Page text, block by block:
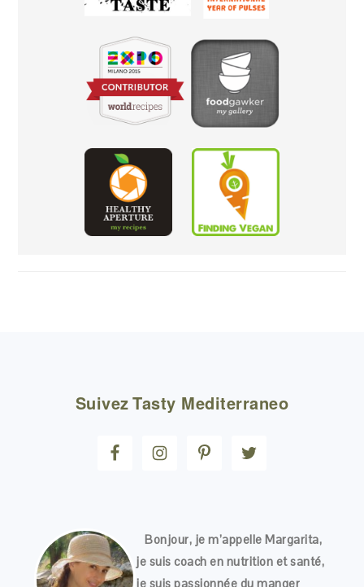
SuivezTasty Mediterraneo
Bonjour, je m’appelle Margarita,
je suis coach en nutrition et santé,
je suis passionnée du manger